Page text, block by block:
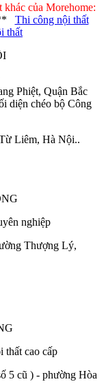
khác của Morehome:
Thi công nội thất
thất
Phiệt, Quận Bắc
diện chéo bộ Công
Liêm, Hà Nội..
nghiệp
Thượng Lý,
thất cao cấp
5 cũ ) - phường Hòa